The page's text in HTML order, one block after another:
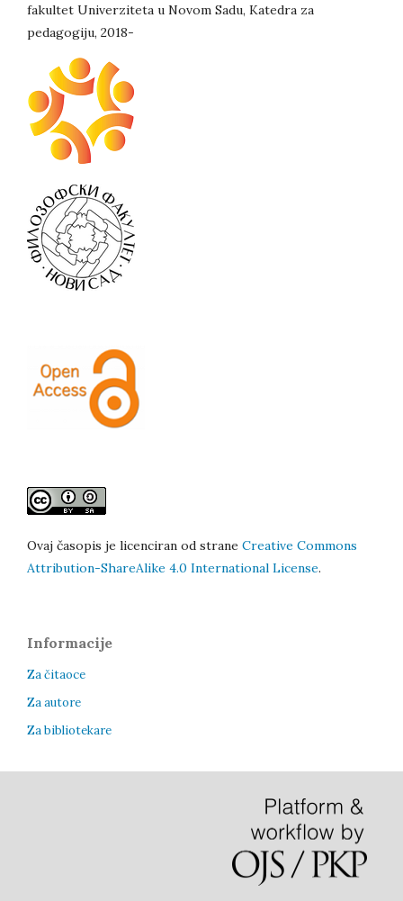
fakultet Univerziteta u Novom Sadu, Katedra za
pedagogiju, 2018-
Ovaj časopis je licenciran od strane Creative Commons
Attribution-ShareAlike 4.0 International License.
Informacije
Za čitaoce
Za autore
Za bibliotekare